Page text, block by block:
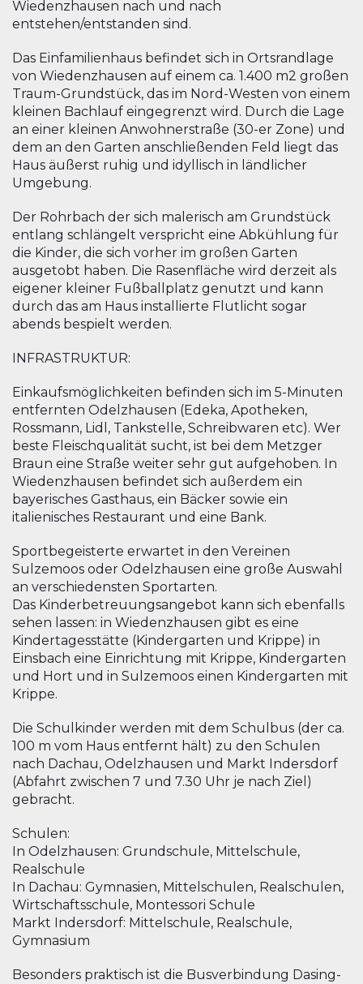
Wiedenzhausen nach und nach
entstehen/entstanden sind.
Das Einfamilienhaus befindet sich in Ortsrandlage
von Wiedenzhausen auf einem ca. 1.400 m2 großen
Traum-Grundstück, das im Nord-Westen von einem
kleinen Bachlauf eingegrenzt wird. Durch die Lage
an einer kleinen Anwohnerstraße (30-er Zone) und
dem an den Garten anschließenden Feld liegt das
Haus äußerst ruhig und idyllisch in ländlicher
Umgebung.
Der Rohrbach der sich malerisch am Grundstück
entlang schlängelt verspricht eine Abkühlung für
die Kinder, die sich vorher im großen Garten
ausgetobt haben. Die Rasenfläche wird derzeit als
eigener kleiner Fußballplatz genutzt und kann
durch das am Haus installierte Flutlicht sogar
abends bespielt werden.
INFRASTRUKTUR:
Einkaufsmöglichkeiten befinden sich im 5-Minuten
entfernten Odelzhausen (Edeka, Apotheken,
Rossmann, Lidl, Tankstelle, Schreibwaren etc). Wer
beste Fleischqualität sucht, ist bei dem Metzger
Braun eine Straße weiter sehr gut aufgehoben. In
Wiedenzhausen befindet sich außerdem ein
bayerisches Gasthaus, ein Bäcker sowie ein
italienisches Restaurant und eine Bank.
Sportbegeisterte erwartet in den Vereinen
Sulzemoos oder Odelzhausen eine große Auswahl
an verschiedensten Sportarten.
Das Kinderbetreuungsangebot kann sich ebenfalls
sehen lassen: in Wiedenzhausen gibt es eine
Kindertagesstätte (Kindergarten und Krippe) in
Einsbach eine Einrichtung mit Krippe, Kindergarten
und Hort und in Sulzemoos einen Kindergarten mit
Krippe.
Die Schulkinder werden mit dem Schulbus (der ca.
100 m vom Haus entfernt hält) zu den Schulen
nach Dachau, Odelzhausen und Markt Indersdorf
(Abfahrt zwischen 7 und 7.30 Uhr je nach Ziel)
gebracht.
Schulen:
In Odelzhausen: Grundschule, Mittelschule,
Realschule
In Dachau: Gymnasien, Mittelschulen, Realschulen,
Wirtschaftsschule, Montessori Schule
Markt Indersdorf: Mittelschule, Realschule,
Gymnasium
Besonders praktisch ist die Busverbindung Dasing-